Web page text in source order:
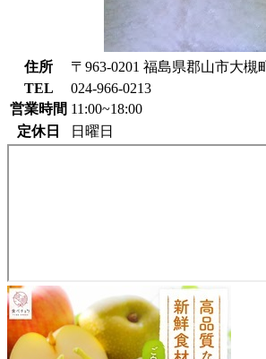
住所
〒963-0201 福島県郡山市大槻
TEL
024-966-0213
営業時間 11:00~18:00
定休日
日曜日
ニ
ッ
ケ
イ